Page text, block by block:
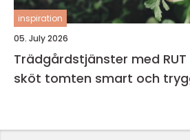
inspiration
05. July 2026
Trädgårdstjänster med
sköt tomten smart och